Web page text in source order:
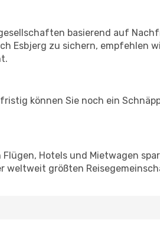
basierend auf
Esbjerg zu sichern, empfehlen
können Sie noch ein
Hotels und Mietwagen
weltweit größten